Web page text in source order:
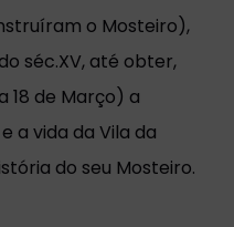
o Mosteiro),
séc.XV, até obter,
18 de Março) a
a vida da Vila da
do seu Mosteiro.